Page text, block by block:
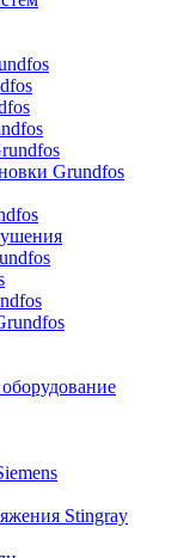
Grundfos
Stingray